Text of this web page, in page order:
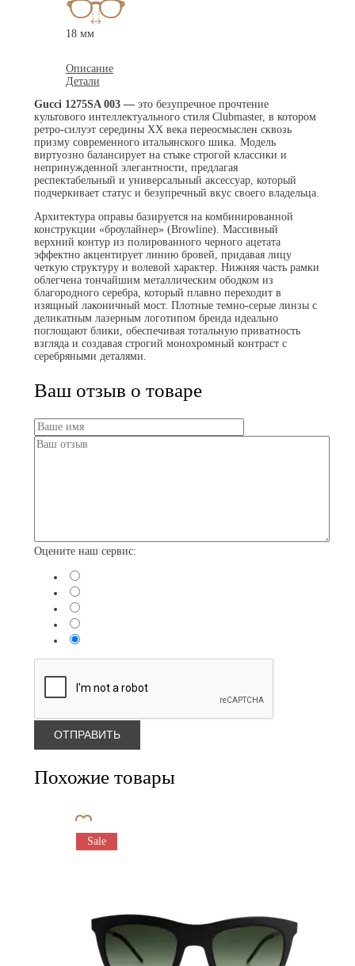
18 мм
Описание
Детали
Gucci 1275SA 003 —это безупречное прочтение
культового интеллектуального стиля Clubmaster, в котором
ретро-силуэт середины ХХ века переосмыслен сквозь
призму современного итальянского шика. Модель
виртуозно балансирует на стыке строгой классики и
непринужденной элегантности, предлагая
респектабельный и универсальный аксессуар, который
подчеркивает статус и безупречный вкус своего владельца.
Архитектура оправы базируется на комбинированной
конструкции «броулайнер» (Browline). Массивный
верхний контур из полированного черного ацетата
эффектно акцентирует линию бровей, придавая лицу
четкую структуру и волевой характер. Нижняя часть рамки
облегчена тончайшим металлическим ободком из
благородного серебра, который плавно переходит в
изящный лаконичный мост. Плотные темно-серые линзы с
деликатным лазерным логотипом бренда идеально
поглощают блики, обеспечивая тотальную приватность
взгляда и создавая строгий монохромный контраст с
серебряными деталями.
Ваш отзыв о товаре
Оцените наш сервис:
Похожие товары
Sale